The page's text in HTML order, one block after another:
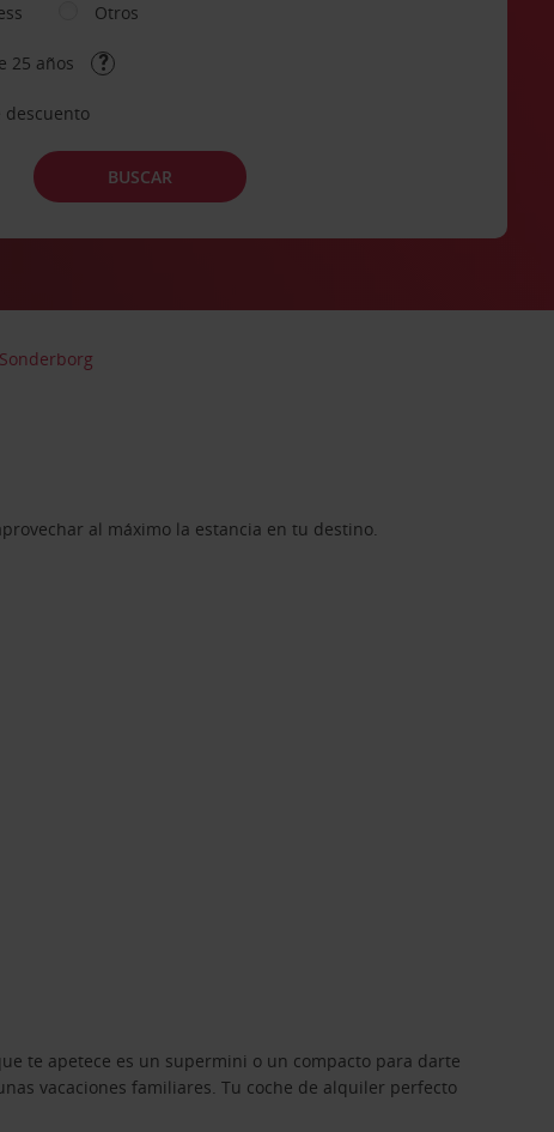
Otros
25 años
descuento
BUSCAR
al máximo la estancia en tu destino.
te apetece es un supermini o un compacto para darte
vacaciones familiares. Tu coche de alquiler perfecto